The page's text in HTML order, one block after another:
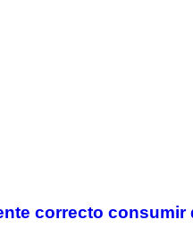
correcto consumir